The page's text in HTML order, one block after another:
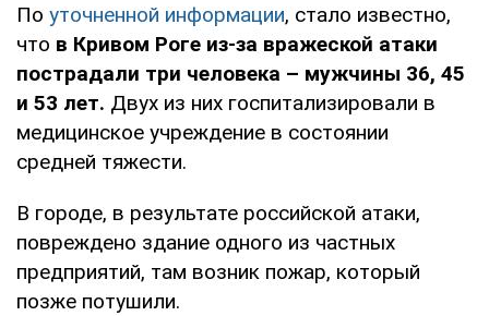
По уточненной информации, стало известно,
что в Кривом Роге из-за вражеской атаки
пострадали три человека – мужчины 36, 45
и 53 лет. Двух из них госпитализировали в
медицинское учреждение в состоянии
средней тяжести.
В городе, в результате российской атаки,
повреждено здание одного из частных
предприятий, там возник пожар, который
позже потушили.